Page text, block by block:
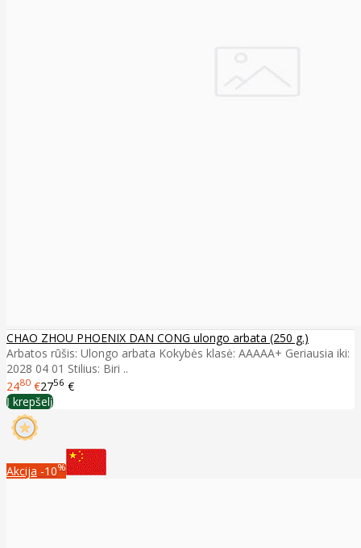
CHAO ZHOU PHOENIX DAN CONG ulongo arbata (250 g.)
Arbatos rūšis: Ulongo arbata Kokybės klasė: AAAAA+ Geriausia iki:
2028 04 01 Stilius: Biri ..
2480 €2756 €
Į krepšelį
Akcija -10%